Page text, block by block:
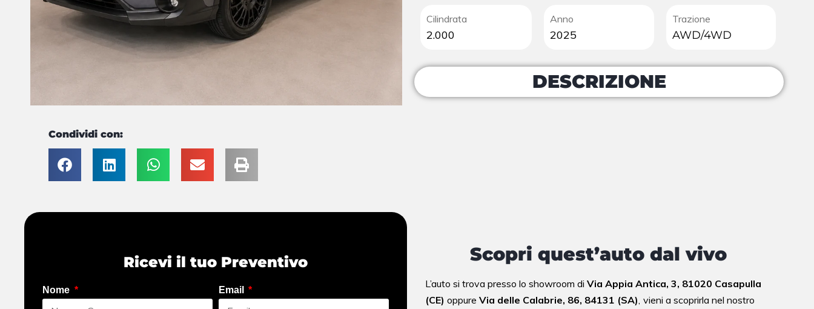
Condividi con:
Cilindrata
2.000
Anno
2025
Trazione
AWD/4WD
DESCRIZIONE
Ricevi il tuo Preventivo
Nome Email
Scopri quest’auto dal vivo
L’auto si trova presso lo showroom di Via Appia Antica, 3, 81020 Casapulla
(CE) oppure Via delle Calabrie, 86, 84131 (SA) vieni a scoprirla nel nostro